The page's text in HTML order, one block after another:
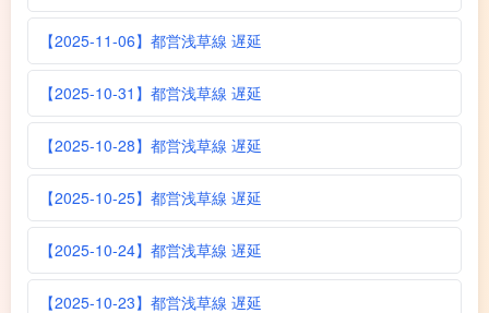
【2025-11-06】都営浅草線 遅延
【2025-10-31】都営浅草線 遅延
【2025-10-28】都営浅草線 遅延
【2025-10-25】都営浅草線 遅延
【2025-10-24】都営浅草線 遅延
【2025-10-23】都営浅草線 遅延